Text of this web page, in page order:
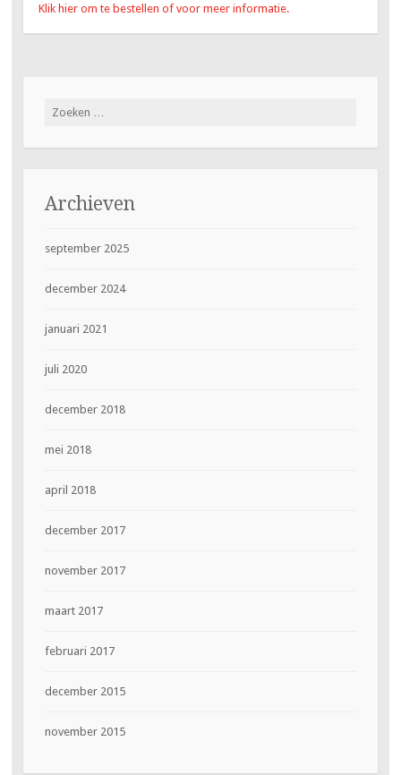
Klik hier om te bestellen of voor meer informatie.
Zoeken
Archieven
september 2025
december 2024
januari 2021
juli 2020
december 2018
mei 2018
april 2018
december 2017
november 2017
maart 2017
februari 2017
december 2015
november 2015